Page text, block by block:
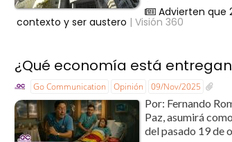
Advierten que
contexto y ser austero | Visión 360
¿Qué economía está
Go Communication Opinión 09/Nov/2025
Por: Fernando
Paz, asumirá
del pasado 19 de